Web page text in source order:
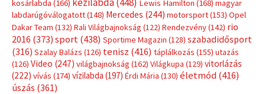
kosárlabda (166) Lewis Hamilton (168) magyar
labdarúgóválogatott(148) Mercedes (244) motorsport(153) Opel
Dakar Team (132) Rali Világbajnokság (122) Rendezvény(142) rio
2016 (373) sport(438) Sportime Magazin (128) szabadidősport
(316) Szalay Balázs (126) tenisz (416) táplálkozás (155) utazás
(126) Video (247) világbajnokság (162) Világkupa (129) vitorlázás
(222) vívás (174) vízilabda (197) Érdi Mária (130) életmód(416)
úszás (361)